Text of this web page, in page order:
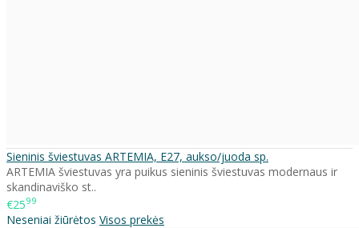
Sieninis šviestuvas ARTEMIA, E27, aukso/juoda sp.
ARTEMIA šviestuvas yra puikus sieninis šviestuvas modernaus ir
skandinaviško st..
€2599
Neseniai žiūrėtos Visos prekės